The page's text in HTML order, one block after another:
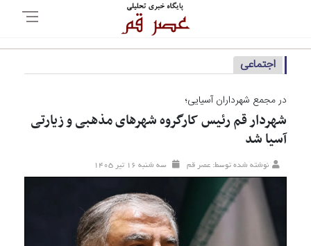
اجتماعی
در مجمع شهرداران آسیایی؛
شهردار قم رئیس کارگروه شهرهای مذهبی و زیارتی
آسیا شد
نوشته شده توسط: عصر قم سه شنبه ۱۶ تير ۱۴۰۵